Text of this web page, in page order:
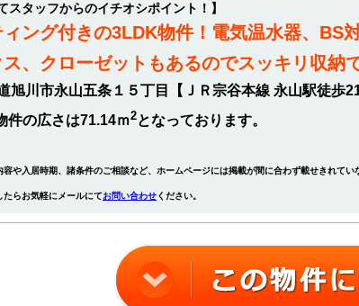
スタッフからのイチオシポイント！】
ィング付きの3LDK物件！電気温水器、BS
、クローゼットもあるのでスッキリ収納
旭川市永山五条１５丁目【ＪＲ宗谷本線 永山駅徒歩
件の広さは71.14ｍ2となっております。
や入居時期、諸条件のご相談など、ホームページには掲載が間に合わず載せきれてい
たらお気軽にメールにてお問い合わせください。